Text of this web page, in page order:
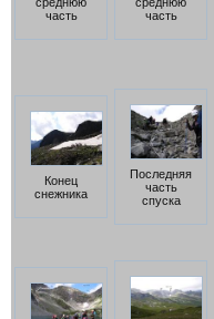
часть
часть
Конец
снежника
Последняя
часть
спуска